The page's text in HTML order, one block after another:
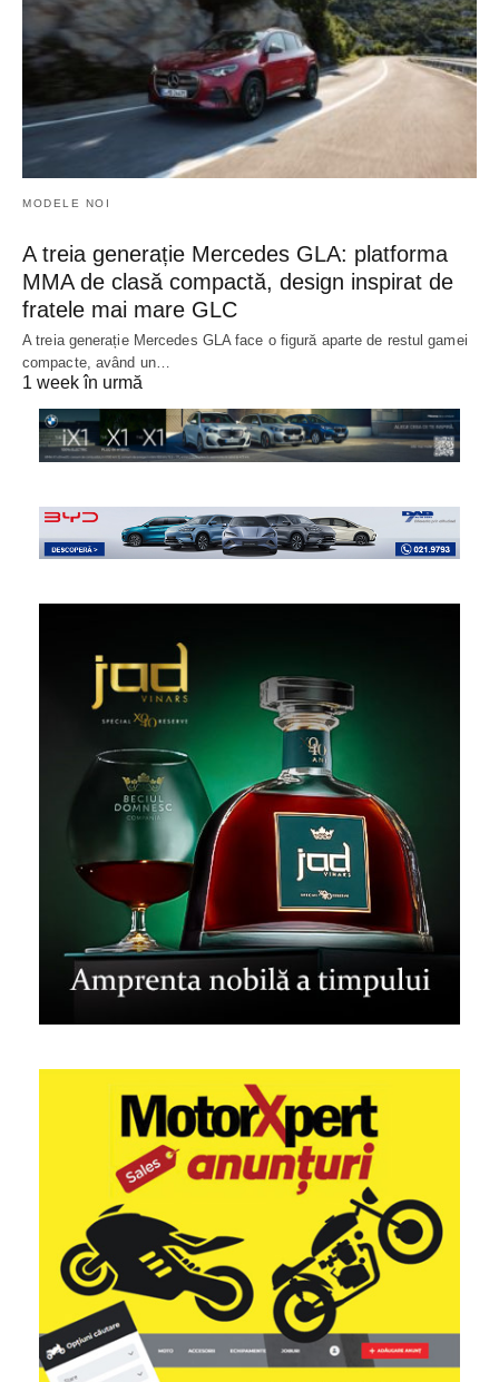
MODELE NOI
A treia generație Mercedes GLA: platforma
MMA de clasă compactă, design inspirat de
fratele mai mare GLC
A treia generație Mercedes GLA face o figură aparte de restul gamei
compacte, având un…
1 week în urmă